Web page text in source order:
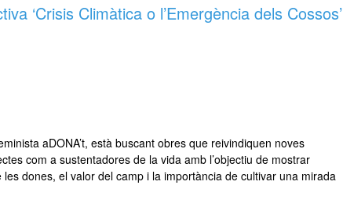
‘Crisis Climàtica o l’Emergència dels Cossos’
aDONA’t, està buscant obres que reivindiquen noves
com a sustentadores de la vida amb l’objectiu de mostrar
dones, el valor del camp i la importància de cultivar una mirada